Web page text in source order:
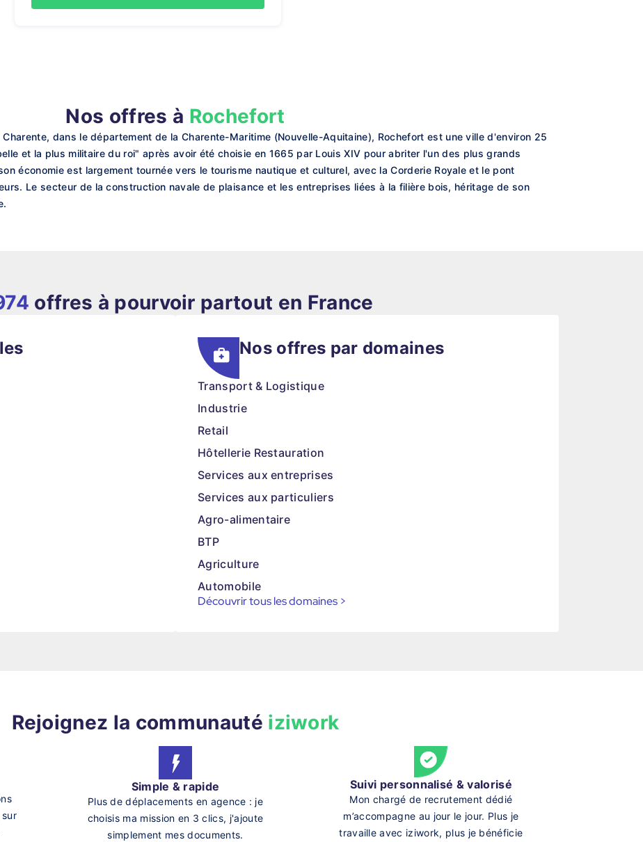
Nos offres à Rochefort
dans le département de la Charente-Maritime (Nouvelle-Aquitaine), Rochefort est une ville d'environ 25
et la plus militaire du roi" après avoir été choisie en 1665 par Louis XIV pour abriter l'un des plus grands
économie est largement tournée vers le tourisme nautique et culturel, avec la Corderie Royale et le pont
Le secteur de la construction navale de plaisance et les entreprises liées à la filière bois, héritage de son
offres à pourvoir partout en France
Nos offres par domaines
Transport & Logistique
Industrie
Retail
Hôtellerie Restauration
Services aux entreprises
Services aux particuliers
Agro-alimentaire
BTP
Agriculture
Automobile
Découvrir tous les domaines >
Rejoignez la communauté iziwork
sur
Simple & rapide
Plus de déplacements en agence : je
choisis ma mission en 3 clics, j'ajoute
simplement mes documents.
Suivi personnalisé & valorisé
Mon chargé de recrutement dédié
m’accompagne au jour le jour. Plus je
travaille avec iziwork, plus je bénéficie